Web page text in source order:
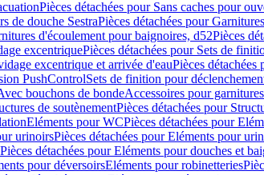
Pièces détachées pour Sans caches pour
de douche SestraPièces détachées pour
d'écoulement pour baignoires, d52Pièces
excentriquePièces détachées pour Sets de
excentrique et arrivée d'eauPièces
PushControlSets de finition pour
bouchons de bondeAccessoires pour
de soutènementPièces détachées pour
Eléments pour WCPièces détachées pour
urinoirsPièces détachées pour Eléments pour
Pièces détachées pour Eléments pour douches et
pour déversoirsEléments pour robinetteries